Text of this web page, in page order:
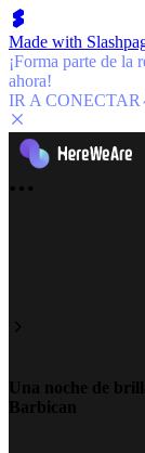
Made with
¡Forma parte de la
ahora!
IR A CONECTAR
Una noche de
Barbican